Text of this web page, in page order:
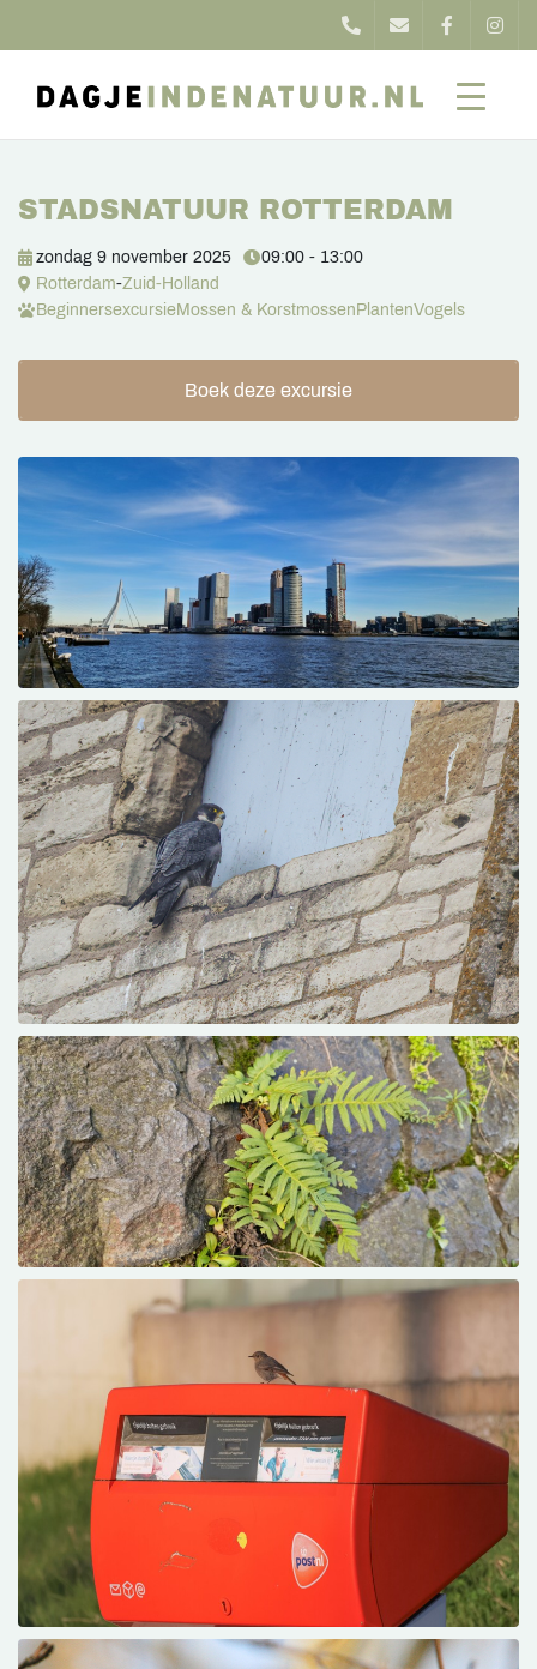
STADSNATUUR ROTTERDAM
zondag 9 november 2025
09:00 - 13:00
Rotterdam-Zuid-Holland
BeginnersexcursieMossen & Korstmossen PlantenVogels
Boek deze excursie